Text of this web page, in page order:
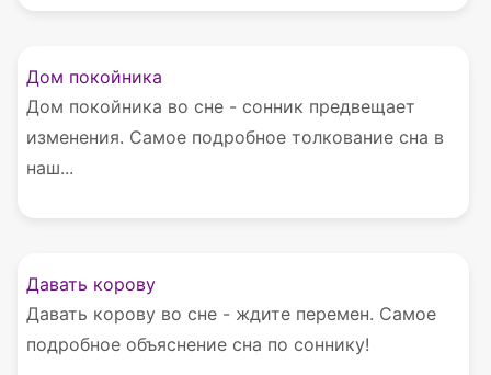
Дом покойника
Дом покойника во сне - сонник предвещает
изменения. Самое подробное толкование сна в
наш...
Давать корову
Давать корову во сне - ждите перемен. Самое
подробное объяснение сна по соннику!